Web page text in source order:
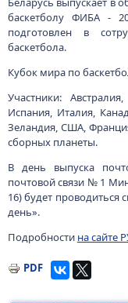
баскетболу ФИБА -
подготовлен в
баскетбола.
Кубок мира по
Участники:
Испания, Италия,
Зеландия, США,
сборных планеты.
В день выпуска
почтовой связи № 1
16) будет проводиться
день».
Подробности на сайте
PDF